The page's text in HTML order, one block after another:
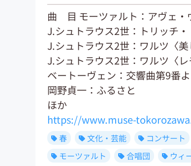
曲 目 モーツァルト：アヴェ・
J.シュトラウス2世：トリッチ
J.シュトラウス2世：ワルツ〈美
J.シュトラウス2世：ワルツ〈レ
ベートーヴェン：交響曲第9番よ
岡野貞一：ふるさと
ほか
https://www.muse-
春 文化・芸能 コンサート
モーツァルト
合唱団 ウィ